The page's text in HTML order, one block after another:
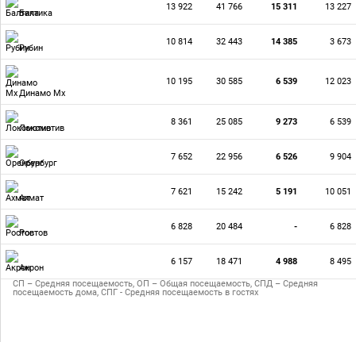
Балтика
13 922 41 766 15 311 13 227
Рубин
10 814 32 443 14 385 3 673
Динамо Мх
10 195 30 585 6 539 12 023
Локомотив
8 361 25 085 9 273 6 539
Оренбург
7 652 22 956 6 526 9 904
Ахмат
7 621 15 242 5 191 10 051
Ростов
6 828 20 484 - 6 828
Акрон
6 157 18 471 4 988 8 495
СП – Средняя посещаемость, ОП – Общая посещаемость, СПД – Средняя
посещаемость дома, СПГ - Средняя посещаемость в гостях